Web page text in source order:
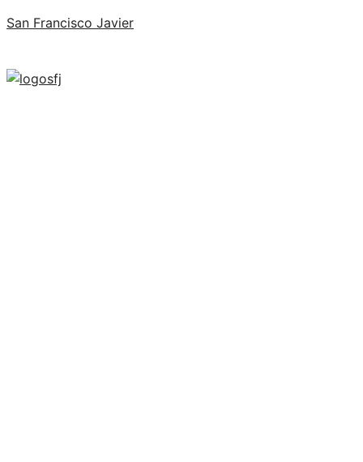
San Francisco Javier